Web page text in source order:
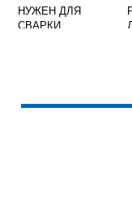
НУЖЕН ДЛЯ
СВАРКИ